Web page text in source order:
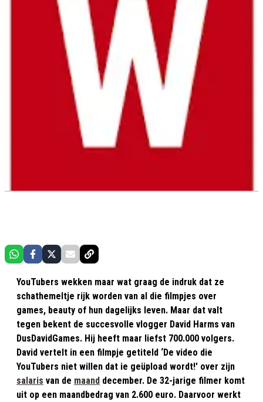
YouTubers wekken maar wat graag de indruk dat ze
schathemeltje rijk worden van al die filmpjes over
games, beauty of hun dagelijks leven. Maar dat valt
tegen bekent de succesvolle vlogger David Harms van
DusDavidGames. Hij heeft maar liefst 700.000 volgers.
David vertelt in een filmpje getiteld ‘De video die
YouTubers niet willen dat ie geüpload wordt!' over zijn
salaris van de maand december. De 32-jarige filmer komt
uit op een maandbedrag van 2.600 euro. Daarvoor werkt